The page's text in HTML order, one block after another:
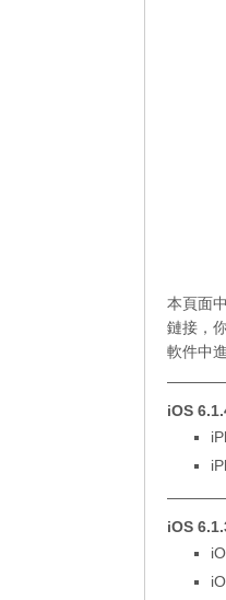
本頁面
鏈接，
軟件中
iOS
iOS